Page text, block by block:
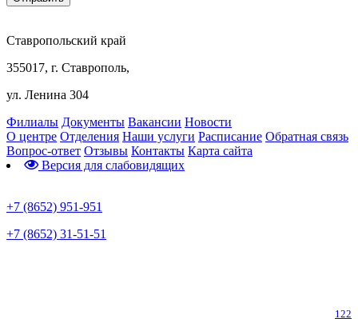
Ставропольский край
355017, г. Ставрополь,
ул. Ленина 304
Филиалы Документы Вакансии Новости
О центре Отделения Наши услуги Расписание Обратная связь
Вопрос-ответ Отзывы Контакты Карта сайта
Версия для слабовидящих
+7 (8652) 951-951
+7 (8652) 31-51-51
122